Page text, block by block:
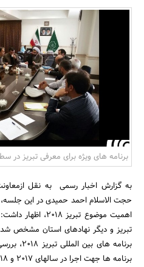
برنامه های ویژه برای معرفی تبریز در
به گزارش اخبار رسمی به نقل
حجت الاسلام احمد حمیدی در این
تبریز و دیگر نهادهای استان مشخص
برنامه
برنامه ها جهت اجرا در سالهای 2017 و 2018 ضرورت دارد.